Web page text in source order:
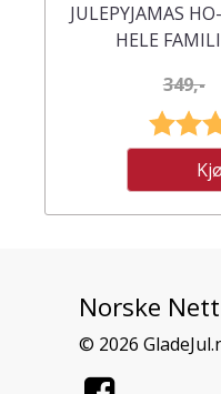
JULEPYJAMAS
HELE
349,-
Norske
© 2026